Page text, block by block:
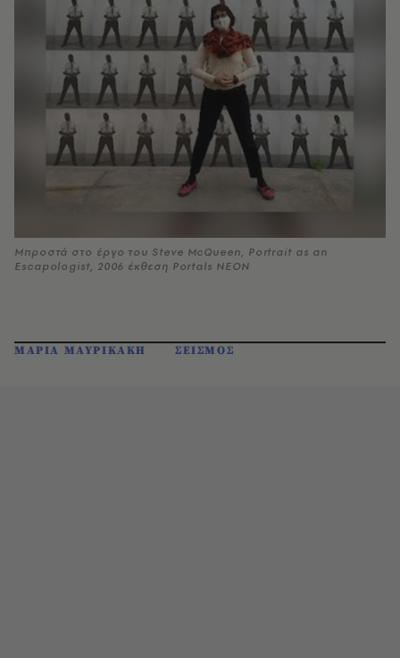
Μπροστά στο έργο του Steve McQueen, Portrait as an
Escapologist, 2006 έκθεση Portals NEON
ΜΑΡΙΑ ΜΑΥΡΙΚΑΚΗ ΣΕΙΣΜΟΣ